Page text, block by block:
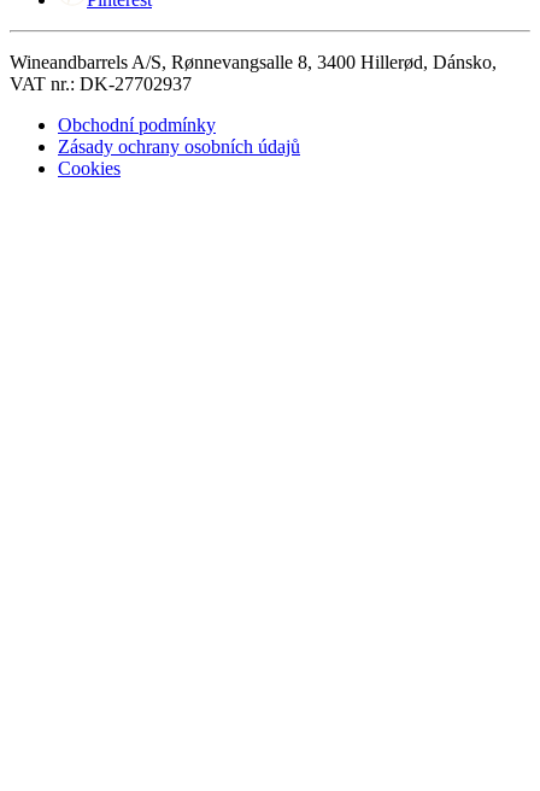
Wineandbarrels A/S, Rønnevangsalle 8, 3400 Hillerød, Dánsko,
VAT nr.: DK-27702937
Obchodní podmínky
Zásady ochrany osobních údajů
Cookies